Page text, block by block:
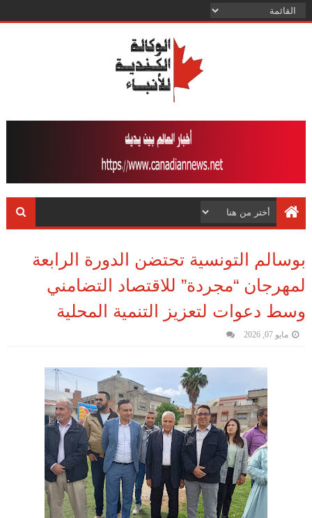
بوسالم التونسية تحتضن الدورة الرابعة
لمهرجان “مجردة” للاقتصاد التضامني
وسط دعوات لتعزيز التنمية المحلية
مايو 07, 2026